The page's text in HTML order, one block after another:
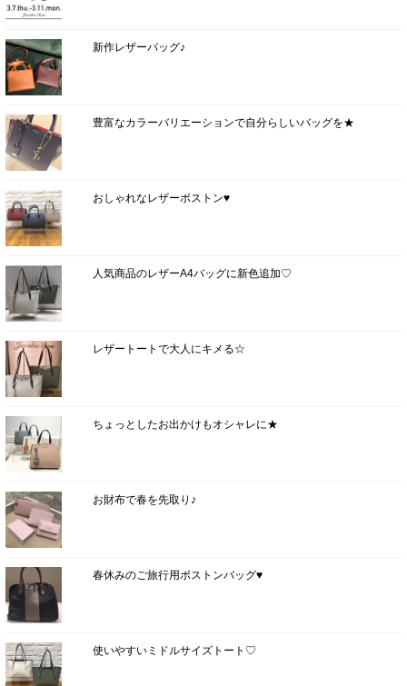
新作レザーバッグ♪
豊富なカラーバリエーションで自分らしいバッグを★
おしゃれなレザーボストン♥
人気商品のレザーA4バッグに新色追加♡
レザートートで大人にキメる☆
ちょっとしたお出かけもオシャレに★
お財布で春を先取り♪
春休みのご旅行用ボストンバッグ♥
使いやすいミドルサイズトート♡